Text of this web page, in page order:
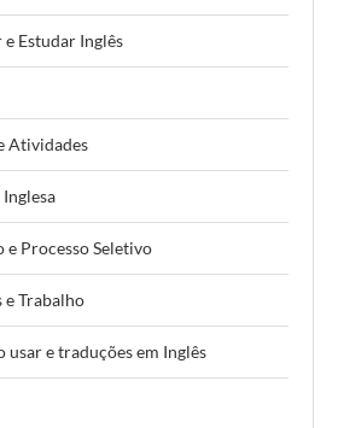
Estudar Inglês
Atividades
e Processo Seletivo
e Trabalho
usar e traduções em Inglês